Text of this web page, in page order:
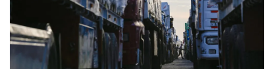
Video Shorts video
VTV Money VTV Thể thao